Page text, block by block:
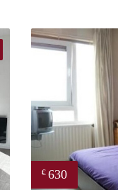
finder
€ 630